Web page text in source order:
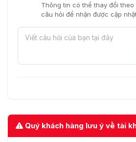
Thông tin có thể thay đổi
câu hỏi để nhận được cập
Quý khách hàng lưu ý về tài